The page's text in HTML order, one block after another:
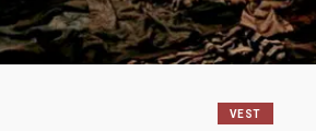
VEST